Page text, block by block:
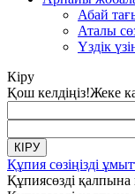
Абай
Аталы
Үздік
Кіру
Қош келдіңіз!Жеке
Құпия сөзіңізді
Құпиясөзді қалпына